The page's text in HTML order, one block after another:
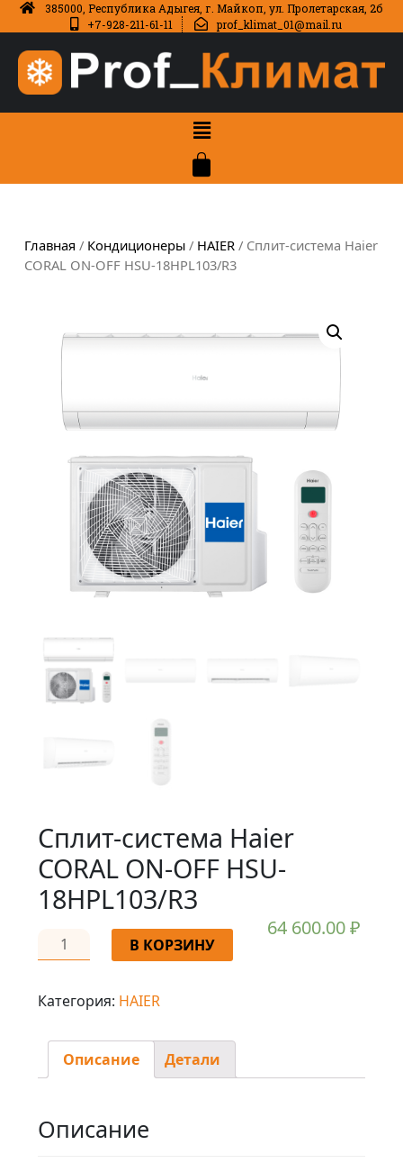
385000, Республика Адыгея, г. Майкоп, ул. Пролетарская, 2б
+7-928-211-61-11
prof_klimat_01@mail.ru
Главная / Кондиционеры / HAIER / Сплит-система Haier
CORAL ON-OFF HSU-18HPL103/R3
Сплит-система Haier
CORAL ON-OFF HSU-
18HPL103/R3
64 600.00₽
В КОРЗИНУ
Категория: HAIER
Описание Детали
Описание